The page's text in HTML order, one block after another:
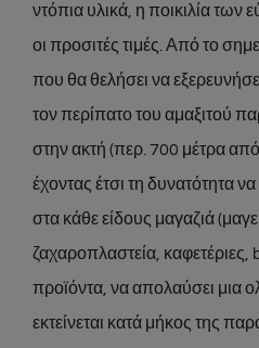
ντόπια υλικά, η ποικιλία των
οι προσιτές τιμές. Από το
που θα θελήσει να
τον περίπατο του αμαξιτού
στην ακτή (περ. 700 μέτρα
έχοντας έτσι τη δυνατότητα να
στα κάθε είδους μαγαζιά
ζαχαροπλαστεία,
προϊόντα, να απολαύσει μια
εκτείνεται κατά μήκος της